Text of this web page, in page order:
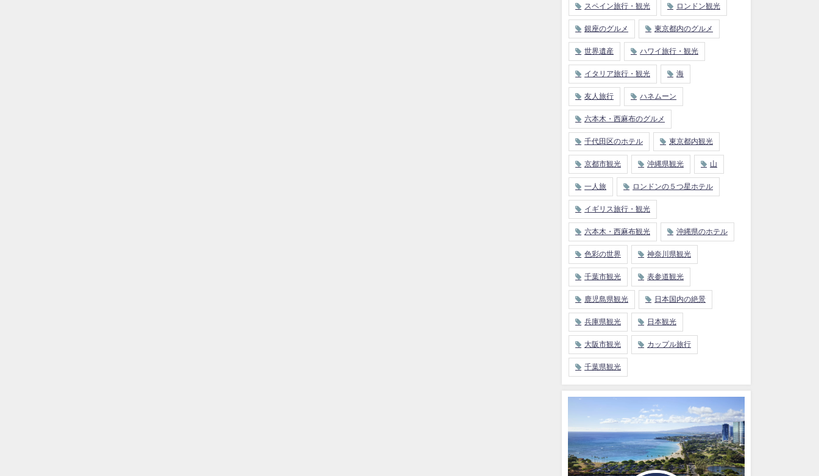
スペイン旅行・観光 ロンドン観光
銀座のグルメ 東京都内のグルメ
世界遺産 ハワイ旅行・観光
イタリア旅行・観光 海
友人旅行 ハネムーン
六本木・西麻布のグルメ
千代田区のホテル 東京都内観光
京都市観光 沖縄県観光 山
一人旅 ロンドンの５つ星ホテル
イギリス旅行・観光
六本木・西麻布観光 沖縄県のホテル
色彩の世界 神奈川県観光
千葉市観光 表参道観光
鹿児島県観光 日本国内の絶景
兵庫県観光 日本観光
大阪市観光 カップル旅行
千葉県観光